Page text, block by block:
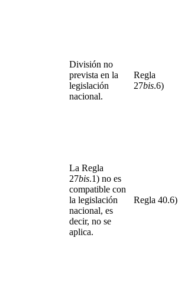
División no
prevista en la
legislación
nacional.
Regla
27bis.6)
La Regla
27bis.1) no es
compatible con
la legislación
nacional, es
decir, no se
aplica.
Regla 40.6)